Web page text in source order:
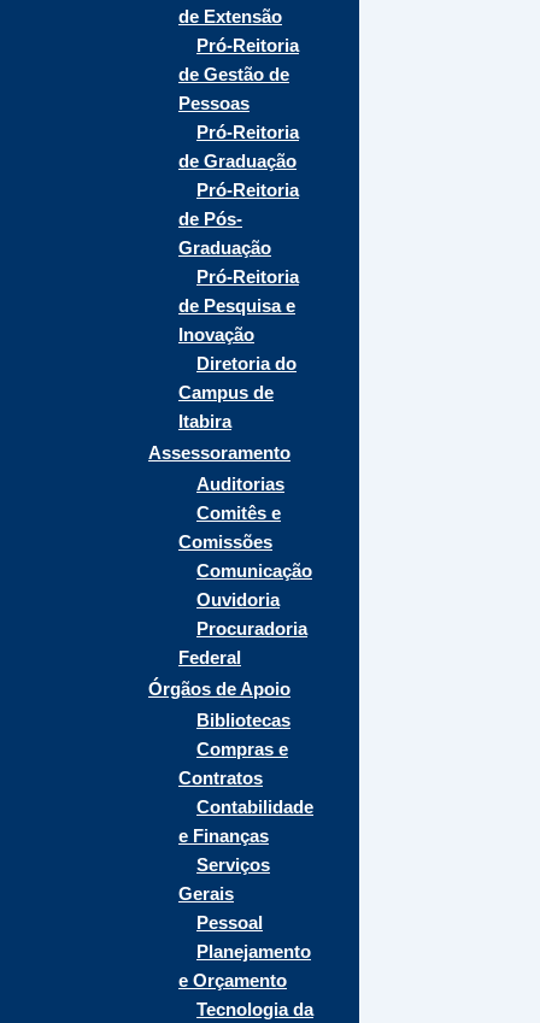
de Extensão
Pró-Reitoria
de Gestão de
Pessoas
Pró-Reitoria
de Graduação
Pró-Reitoria
de Pós-
Graduação
Pró-Reitoria
de Pesquisa e
Inovação
Diretoria do
Campus de
Itabira
Assessoramento
Auditorias
Comitês e
Comissões
Comunicação
Ouvidoria
Procuradoria
Federal
Órgãos de Apoio
Bibliotecas
Compras e
Contratos
Contabilidade
e Finanças
Serviços
Gerais
Pessoal
Planejamento
e Orçamento
Tecnologia da